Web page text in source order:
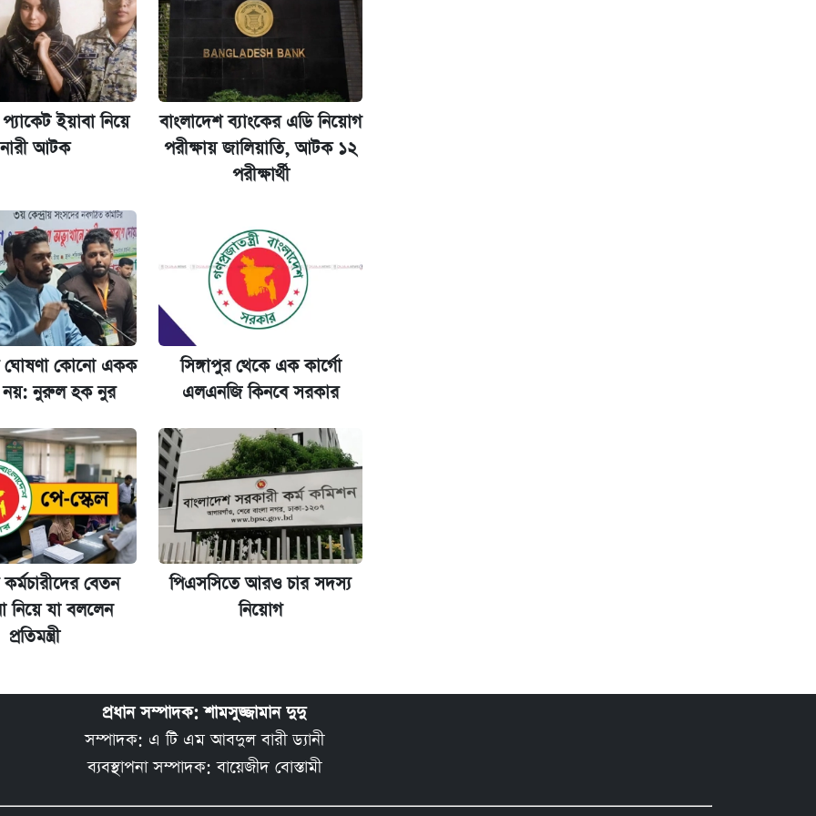
গেল
যা
বিরুদ্ধে ব্যবস্থা
ইয়াবা নিয়ে
নারী আটক
বাংলাদেশ ব্যাংকের এডি নিয়োগ
পরীক্ষায় জালিয়াতি, আটক ১২
পরীক্ষার্থী
কোনো একক
নয়: নুরুল হক নুর
সিঙ্গাপুর থেকে এক কার্গো
এলএনজি কিনবে সরকার
বেতন
নিয়ে যা বললেন
প্রতিমন্ত্রী
পিএসসিতে আরও চার সদস্য
নিয়োগ
প্রধান সম্পাদক: শামসুজ্জামান দুদু
সম্পাদক: এ টি এম আবদুল বারী ড্যানী
ব্যবস্থাপনা সম্পাদক: বায়েজীদ বোস্তামী